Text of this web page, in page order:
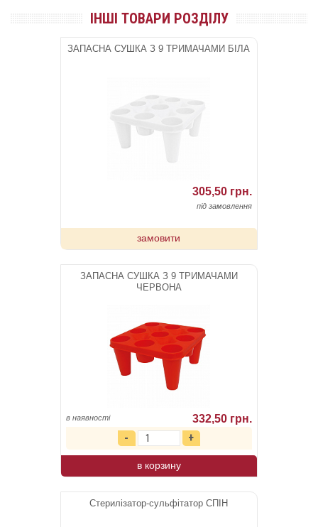
ІНШІ ТОВАРИ РОЗДІЛУ
ЗАПАСНА СУШКА З 9 ТРИМАЧАМИ БІЛА
305,50 грн.
під замовлення
замовити
ЗАПАСНА СУШКА З 9 ТРИМАЧАМИ
ЧЕРВОНА
в наявності 332,50 грн.
в корзину
Стерилізатор-сульфітатор СПІН